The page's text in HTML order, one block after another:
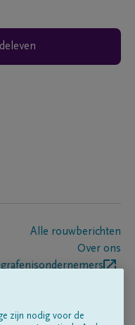
Alle rouwberichten
Over ons
zijn nodig voor de